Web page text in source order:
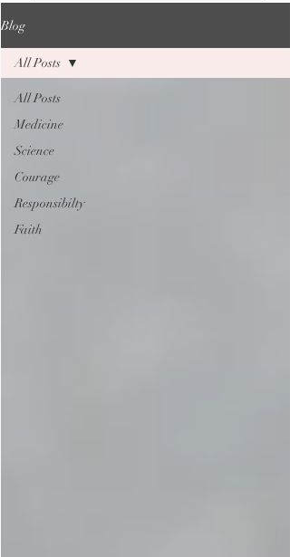
Blog
All Posts
Medicine
Science
Courage
Responsibilty
Faith
All Posts